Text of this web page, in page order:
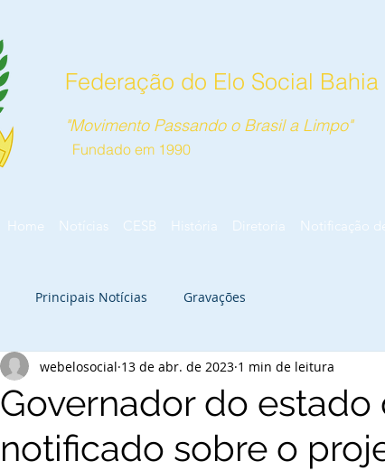
Federação do Elo Social Bahia
"Movimento Passando o Brasil a Limpo"
Fundado em 1990
Home Notícias CESB História Diretoria Notificação
Principais Notícias Gravações
Governador do estado
notificado sobre o
webelosocial 13 de abr. de 2023 1 min de leitura